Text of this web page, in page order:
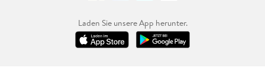
Laden Sie unsere App herunter.